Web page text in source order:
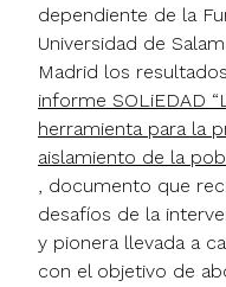
dependiente de la
Universidad de
Madrid los
informe SOLiEDAD
herramienta para la
aislamiento de la
, documento que
desafíos de la
y pionera llevada a
con el objetivo de